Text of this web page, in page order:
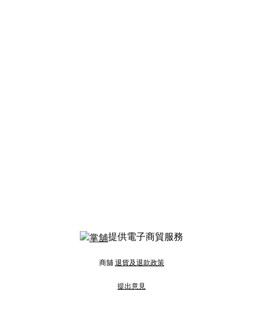
提供電子商貿服務
商舖 退貨及退款政策
提出意見